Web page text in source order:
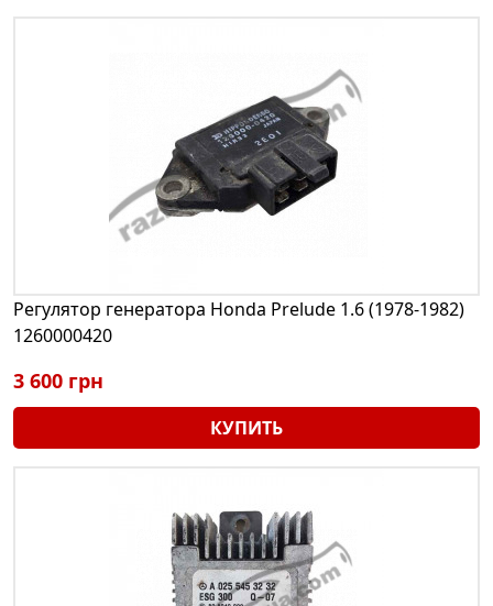
Регулятор генератора Honda Prelude 1.6 (1978-1982)
1260000420
3 600 грн
КУПИТЬ